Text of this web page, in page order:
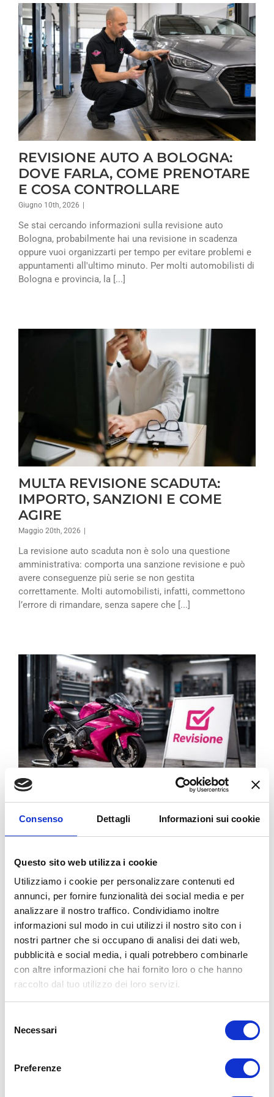
Consenso Dettagli Informazioni sui cookie
Questo sito web utilizza i cookie
Utilizziamo i cookie per personalizzare contenuti ed
annunci, per fornire funzionalità dei social media e per
analizzare il nostro traffico. Condividiamo inoltre
informazioni sul modo in cui utilizzi il nostro sito con i
nostri partner che si occupano di analisi dei dati web,
pubblicità e social media, i quali potrebbero combinarle
con altre informazioni che hai fornito loro o che hanno
raccolto dal tuo utilizzo dei loro servizi.
delNecessari
Preferenze
REVISIONE AUTO A BOLOGNA:
DOVE FARLA, COME PRENOTARE
E COSA CONTROLLARE
Giugno 10th, 2026
Se stai cercando informazioni sulla revisione auto
Bologna, probabilmente hai una revisione in scadenza
oppure vuoi organizzarti per tempo per evitare problemi e
appuntamenti all'ultimo minuto. Per molti automobilisti di
Bologna e provincia, la [...]
MULTA REVISIONE SCADUTA:
IMPORTO, SANZIONI E COME
AGIRE
Maggio 20th, 2026
La revisione auto scaduta non è solo una questione
amministrativa: comporta una sanzione revisione e può
avere conseguenze più serie se non gestita
correttamente. Molti automobilisti, infatti, commettono
l’errore di rimandare, senza sapere che [...]
FARLA, COSTO, SCADENZA E
CONTROLLI
La revisione moto è obbligatoria dopo 4 anni dalla prima
immatricolazione e successivamente ogni 2 anni. Durante
il controllo vengono verificati freni, pneumatici, luci,
emissioni e sicurezza generale del mezzo. Controllare la
scadenza della [...]